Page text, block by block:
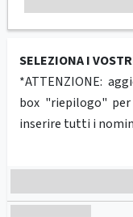
SELEZIONA I
*ATTENZIONE:
box "riepilogo"
inserire tutti i